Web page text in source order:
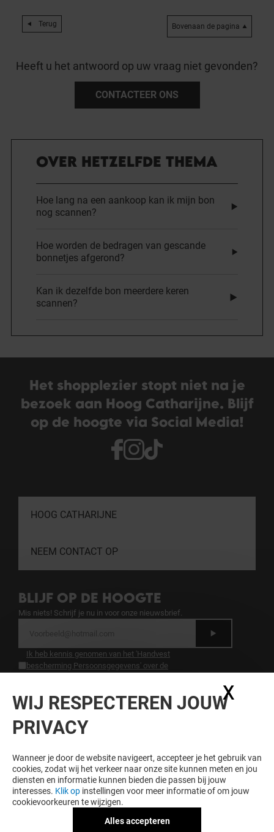
Terug Bovenaan de pagina
Heeft u het antwoord op uw vraag niet gevonden?
CONTACTEER ONS
OVER HETZELFDE THEMA
Hoe lang na een aankoop kan ik mijn bon
nog scannen?
Hoe worden de bedragen van gescande
bonnetjes afgerond?
Kan ik dezelfde bon meerdere keren
scannen?
Het shopplezier stopt niet na je
bezoek aan Hoog Catharijne. Blijf
op de hoogte via Social Media!
HOOG CATHARIJNE
NEEM CONTACT OP
BLIJF OP DE HOOGTE
Mis niets! Schrijf je nu in voor onze nieuwsbrief.
Ik heb kennis genomen van het 'Handvest
bescherming Persoonsgegevens' over de
LOYALITEIT LOONT
Word lid van Hoog Catharijne Premium en krijg
exclusieve voordelen, aanbiedingen en services bij
Algemene voorwaarden
Juridische informatie
WIJ RESPECTEREN JOUW
PRIVACY
Wanneer je door de website navigeert, accepteer je het gebruik van
cookies, zodat wij het verkeer naar onze site kunnen meten en jou
diensten en informatie kunnen bieden die passen bij jouw
interesses. Klik op instellingen voor meer informatie of om jouw
cookievoorkeuren te wijzigen.
Alles accepteren
X